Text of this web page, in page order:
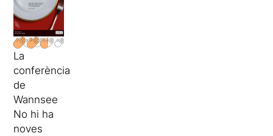
La
conferència
de
Wannsee
No hi ha
noves